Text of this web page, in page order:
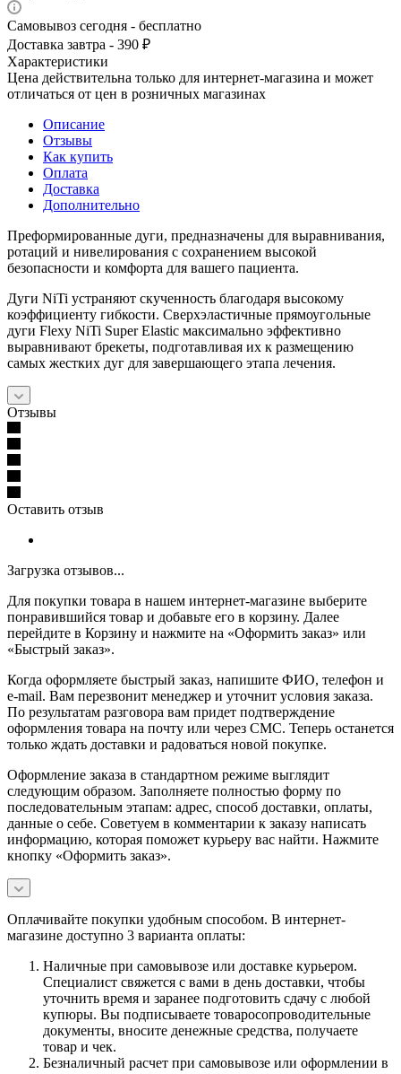
Самовывоз сегодня - бесплатно
Доставка завтра - 390 ₽
Характеристики
Цена действительна только для интернет-магазина и может
отличаться от цен в розничных магазинах
Описание
Отзывы
Как купить
Оплата
Доставка
Дополнительно
Преформированные дуги, предназначены для выравнивания,
ротаций и нивелирования с сохранением высокой
безопасности и комфорта для вашего пациента.
Дуги NiTi устраняют скученность благодаря высокому
коэффициенту гибкости. Сверхэластичные прямоугольные
дуги Flexy NiTi Super Elastic максимально эффективно
выравнивают брекеты, подготавливая их к размещению
самых жестких дуг для завершающего этапа лечения.
Отзывы
Оставить отзыв
Загрузка отзывов...
Для покупки товара в нашем интернет-магазине выберите
понравившийся товар и добавьте его в корзину. Далее
перейдите в Корзину и нажмите на «Оформить заказ» или
«Быстрый заказ».
Когда оформляете быстрый заказ, напишите ФИО, телефон и
e-mail. Вам перезвонит менеджер и уточнит условия заказа.
По результатам разговора вам придет подтверждение
оформления товара на почту или через СМС. Теперь останется
только ждать доставки и радоваться новой покупке.
Оформление заказа в стандартном режиме выглядит
следующим образом. Заполняете полностью форму по
последовательным этапам: адрес, способ доставки, оплаты,
данные о себе. Советуем в комментарии к заказу написать
информацию, которая поможет курьеру вас найти. Нажмите
кнопку «Оформить заказ».
Оплачивайте покупки удобным способом. В интернет-
магазине доступно 3 варианта оплаты:
Наличные при самовывозе или доставке курьером.
Специалист свяжется с вами в день доставки, чтобы
уточнить время и заранее подготовить сдачу с любой
купюры. Вы подписываете товаросопроводительные
документы, вносите денежные средства, получаете
товар и чек.
Безналичный расчет при самовывозе или оформлении в